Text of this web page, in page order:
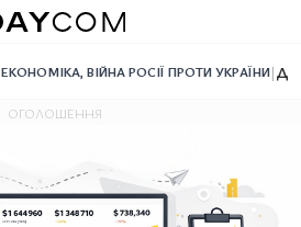
ЕКОНОМІКА, ВІЙНА РОСІЇ ПРОТИ УКРАЇНИ|
ОГОЛОШЕННЯ